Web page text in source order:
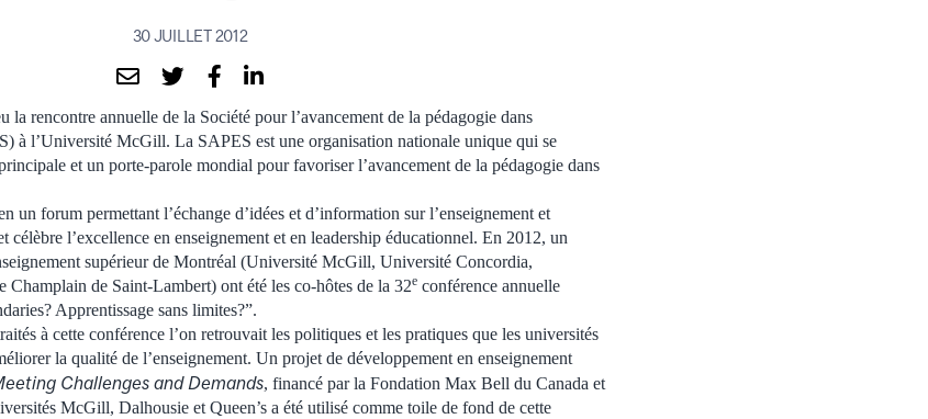
30 JUILLET 2012
rencontre annuelle de la Société pour l’avancement de la pédagogie dans
à l’Université McGill. La SAPES est une organisation nationale unique qui se
et un porte-parole mondial pour favoriser l’avancement de la pédagogie dans
un forum permettant l’échange d’idées et d’information sur l’enseignement et
célèbre l’excellence en enseignement et en leadership éducationnel. En 2012, un
supérieur de Montréal (Université McGill, Université Concordia,
de Saint-Lambert) ont été les co-hôtes de la 32e conférence annuelle
Apprentissage sans limites?”.
à cette conférence l’on retrouvait les politiques et les pratiques que les universités
la qualité de l’enseignement. Un projet de développement en enseignement
Challenges and Demands, financé par la Fondation Max Bell du Canada et
McGill, Dalhousie et Queen’s a été utilisé comme toile de fond de cette